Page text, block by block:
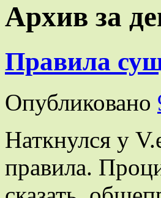
Архив за
Правила
Опубликовано
Наткнулся у
правила.